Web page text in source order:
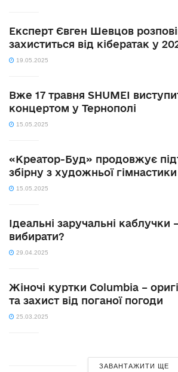
Експерт Євген Шевцов
захиститься від кібератак у
19.05.2025
Вже 17 травня SHUMEI
концертом у Тернополі
15.05.2025
«Креатор-Буд» продовжує
збірну з художньої гімнастики
15.05.2025
Ідеальні заручальні каблучки
вибирати?
29.04.2025
Жіночі куртки Columbia –
та захист від поганої погоди
25.03.2025
ЗАВАНТАЖИТИ ЩЕ